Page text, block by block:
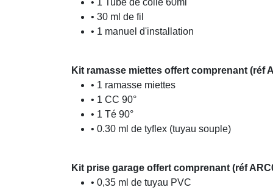
• 1 Tube de colle 60ml
• 30 ml de fil
• 1 manuel d'installation
Kit ramasse miettes offert comprenant (réf
• 1 ramasse miettes
• 1 CC 90°
• 1 Té 90°
• 0.30 ml de tyflex (tuyau souple)
Kit prise garage offert comprenant (réf
• 0,35 ml de tuyau PVC